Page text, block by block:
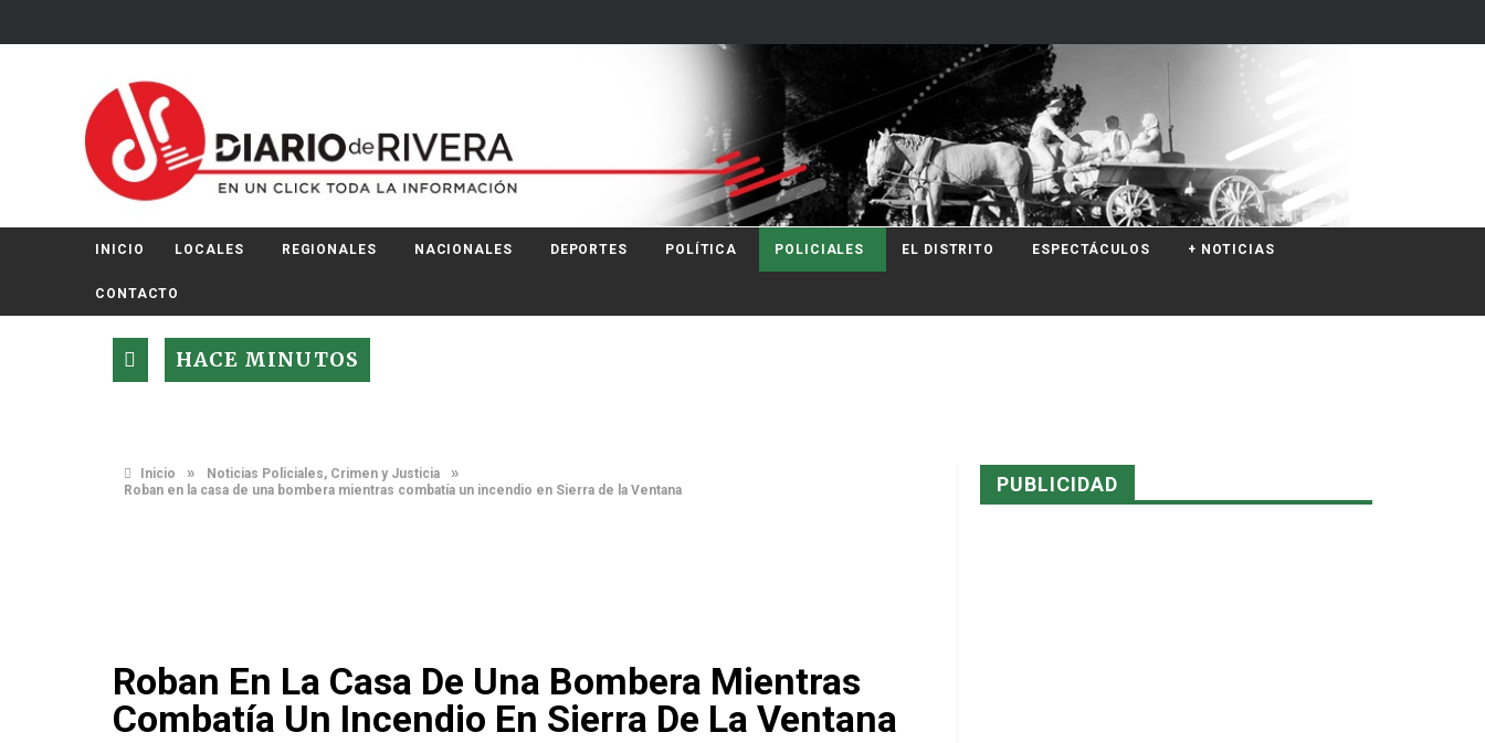
INICIO LOCALES REGIONALES NACIONALES DEPORTES POLÍTICA POLICIALES EL DISTRITO ESPECTÁCULOS + NOTICIAS
CONTACTO
HACE MINUTOS
Inicio » Noticias Policiales, Crimen y Justicia »
Roban en la casa de una bombera mientras combatía un incendio en Sierra de la Ventana
Roban En La Casa De Una Bombera Mientras
Combatía Un Incendio En Sierra De La Ventana
PUBLICIDAD